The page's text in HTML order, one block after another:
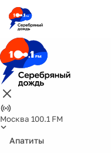
Москва 100.1 FM
Апатиты